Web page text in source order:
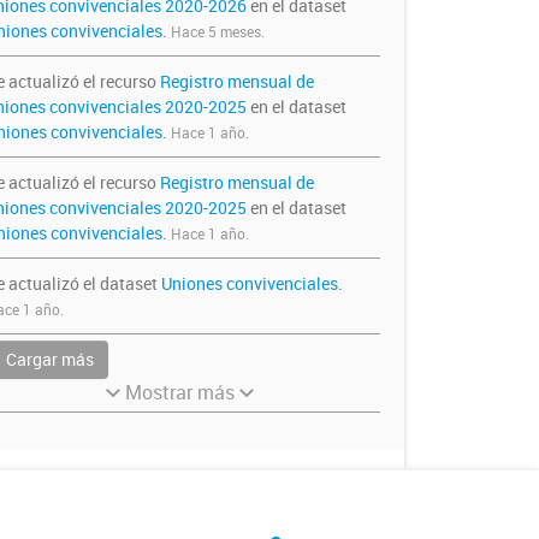
convivenciales 2020-2026en el dataset
convivenciales. Hace 5 meses.
actualizó el recurso Registro mensual de
convivenciales 2020-2025 en el dataset
convivenciales. Hace 1 año.
actualizó el recurso Registro mensual de
convivenciales 2020-2025 en el dataset
convivenciales. Hace 1 año.
actualizó el dataset Uniones convivenciales.
1 año.
Cargar más
Mostrar más